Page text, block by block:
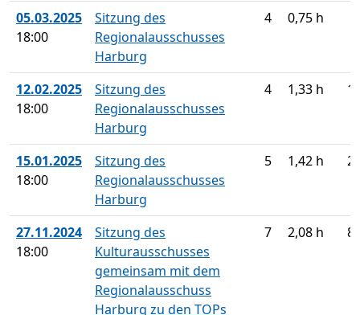
05.03.2025
18:00
Sitzung des
Regionalausschusses
Harburg
4 0,75 h
12.02.2025
18:00
Sitzung des
Regionalausschusses
Harburg
4 1,33 h
15.01.2025
18:00
Sitzung des
Regionalausschusses
Harburg
5 1,42 h
27.11.2024
18:00
Sitzung des
Kulturausschusses
gemeinsam mit dem
Regionalausschuss
Harburg zu den TOPs
7 2,08 h